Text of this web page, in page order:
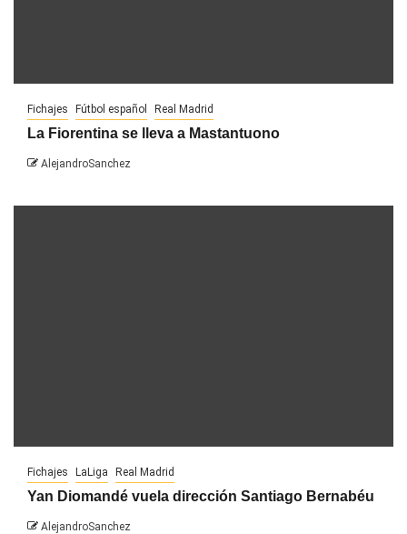
Fichajes Fútbol español Real Madrid
La Fiorentina se lleva a Mastantuono
AlejandroSanchez
Fichajes LaLiga Real Madrid
Yan Diomandé vuela dirección Santiago Bernabéu
AlejandroSanchez